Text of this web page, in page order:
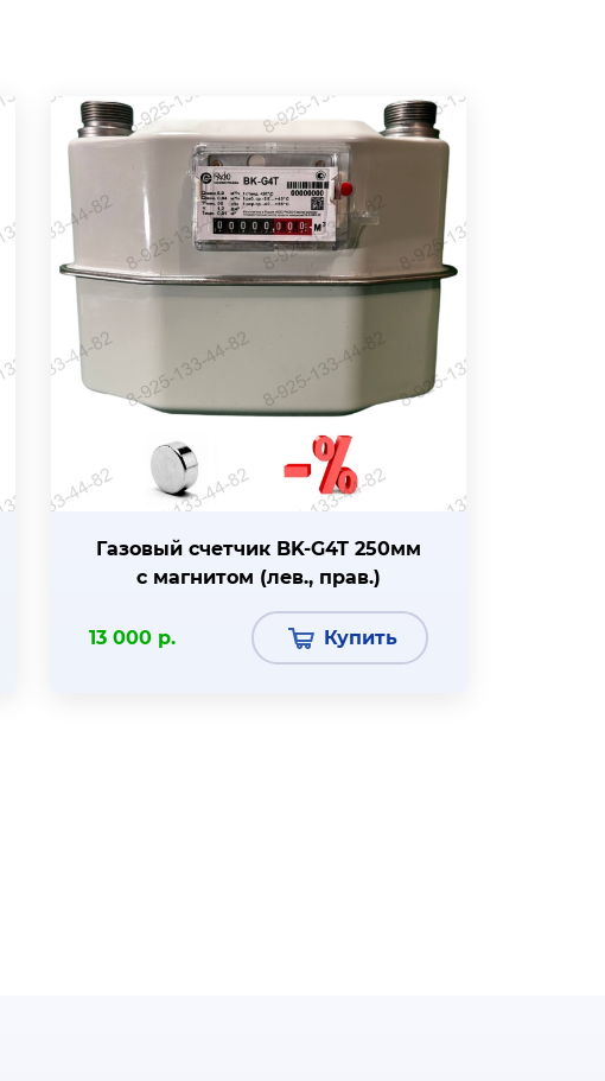
Газовый счетчик BK-G4T 250мм
с магнитом (лев., прав.)
13 000 р. Купить